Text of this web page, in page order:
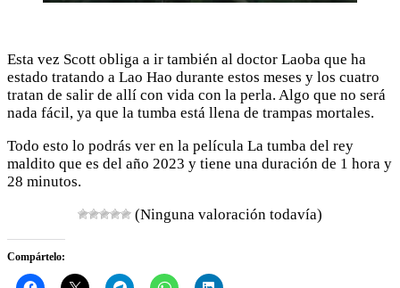
Esta vez Scott obliga a ir también al doctor Laoba que ha
estado tratando a Lao Hao durante estos meses y los cuatro
tratan de salir de allí con vida con la perla. Algo que no será
nada fácil, ya que la tumba está llena de trampas mortales.
Todo esto lo podrás ver en la película La tumba del rey
maldito que es del año 2023 y tiene una duración de 1 hora y
28 minutos.
(Ninguna valoración todavía)
Compártelo: